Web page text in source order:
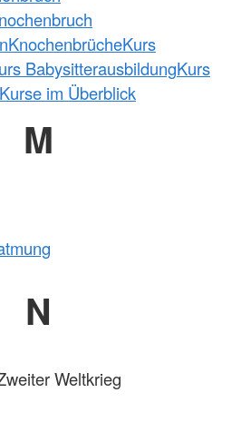
KnochenbrücheKurs
BabysitterausbildungKurs
Kurse im Überblick
M
N
Weltkrieg